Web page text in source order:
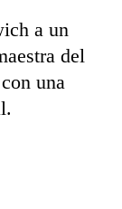
a un
del
una